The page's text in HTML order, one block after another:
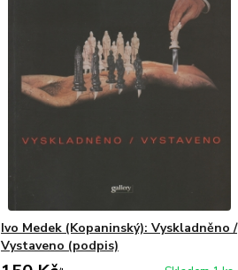
Ivo Medek (Kopaninský): Vyskladněno /
Vystaveno (podpis)